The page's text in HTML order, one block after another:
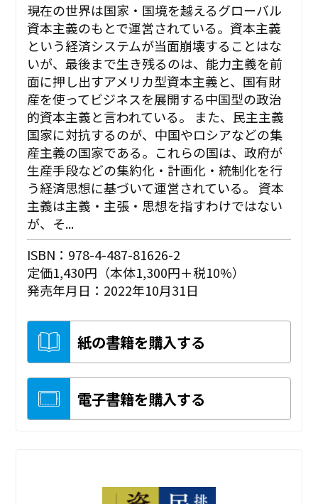
現在の世界は国家・国境を越えるグローバル
資本主義のもとで運営されている。資本主義
という経済システムが当面崩壊することはな
いが、最後まで生き残るのは、能力主義を前
面に押し出すアメリカ型資本主義と、国有財
産を使ってビジネスを展開する中国型の政治
的資本主義と言われている。 また、民主主義
国家に対抗するのが、中国やロシアなどの集
産主義の国家である。これらの国は、政府が
生産手段などの集約化・計画化・統制化を行
う経済思想に基づいて運営されている。 資本
主義は主義・主張・思想を指すわけではない
が、そ...
ISBN：978-4-487-81626-2
定価1,430円（本体1,300円＋税10%）
発売年月日：2022年10月31日
紙の書籍を購入する
電子書籍を購入する